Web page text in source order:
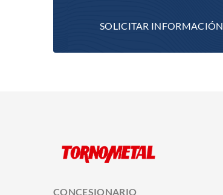
SOLICITAR INFORMACIÓN
CONCESIONARIO